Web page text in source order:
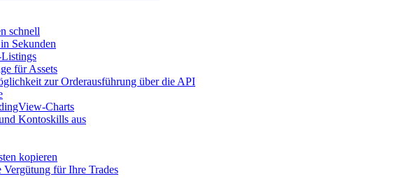
schnell
Sekunden
für Assets
zur Orderausführung über die API
Charts
Kontoskills aus
kopieren
Vergütung für Ihre Trades